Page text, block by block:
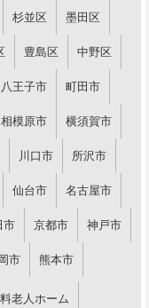
杉並区 墨田区
豊島区 中野区
八王子市 町田市
相模原市 横須賀市
川口市 所沢市
仙台市 名古屋市
市 京都市 神戸市
市 熊本市
老人ホーム